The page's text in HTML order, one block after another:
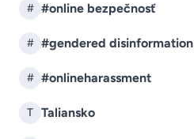
# #online bezpečnosť
# #gendered disinformation
# #onlineharassment
T Taliansko